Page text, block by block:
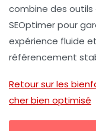
combine des outils
SEOptimer pour
expérience fluide
référencement
Retour sur les
cher bien optimisé